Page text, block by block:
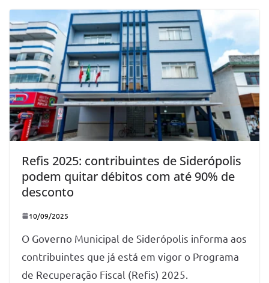
Refis 2025: contribuintes de Siderópolis
podem quitar débitos com até 90% de
desconto
10/09/2025
O Governo Municipal de Siderópolis informa aos
contribuintes que já está em vigor o Programa
de Recuperação Fiscal (Refis) 2025.